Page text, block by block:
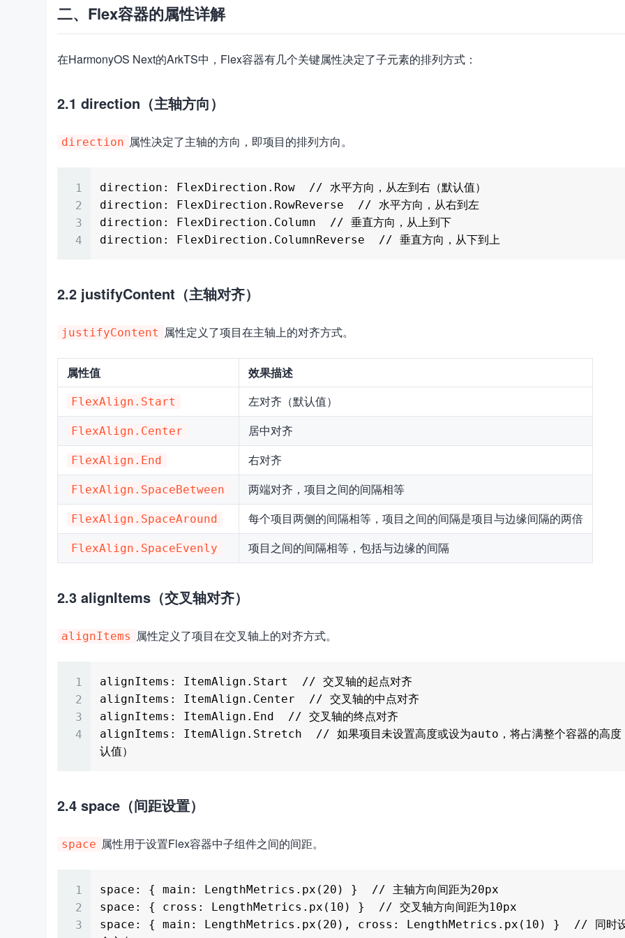
二、Flex容器的属性详解
在HarmonyOS Next的ArkTS中，Flex容器有几个关键属性决定了子元素的排列方式：
2.1 direction（主轴方向）
direction 属性决定了主轴的方向，即项目的排列方向。
direction: FlexDirection.Row  // 水平方向，从左到右（默认值）
direction: FlexDirection.RowReverse  // 水平方向，从右到左
direction: FlexDirection.Column  // 垂直方向，从上到下
direction: FlexDirection.ColumnReverse  // 垂直方向，从下到上
2.2 justifyContent（主轴对齐）
justifyContent 属性定义了项目在主轴上的对齐方式。
属性值 效果描述
FlexAlign.Start 左对齐（默认值）
FlexAlign.Center 居中对齐
FlexAlign.End 右对齐
FlexAlign.SpaceBetween 两端对齐，项目之间的间隔相等
FlexAlign.SpaceAround 每个项目两侧的间隔相等，项目之间的间隔是项目与边缘间隔的两倍
FlexAlign.SpaceEvenly 项目之间的间隔相等，包括与边缘的间隔
2.3 alignItems（交叉轴对齐）
alignItems 属性定义了项目在交叉轴上的对齐方式。
alignItems: ItemAlign.Start  // 交叉轴的起点对齐
alignItems: ItemAlign.Center  // 交叉轴的中点对齐
alignItems: ItemAlign.End  // 交叉轴的终点对齐
alignItems: ItemAlign.Stretch  // 如果项目未设置高度或设为auto，将占满整个容器的高度
2.4 space（间距设置）
space 属性用于设置Flex容器中子组件之间的间距。
space: { main: LengthMetrics.px(20) }  // 主轴方向间距为20px
space: { cross: LengthMetrics.px(10) }  // 交叉轴方向间距为10px
space: { main: LengthMetrics.px(20), cross: LengthMetrics.px(10) }  // 同时设